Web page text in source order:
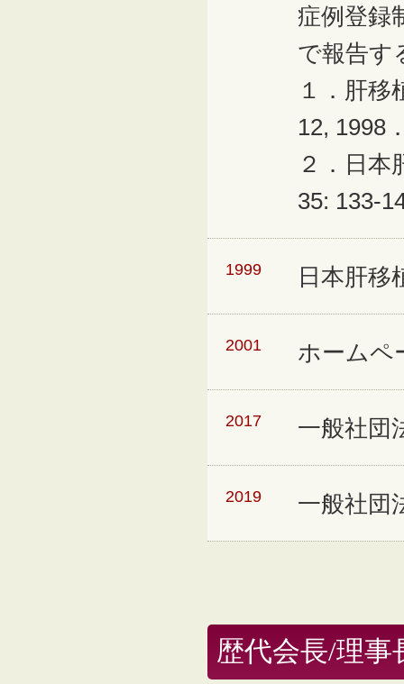
症例登録
で報告す
１．肝移
12, 1998
２．日本
35: 133-
1999 日本肝移
2001 ホームペ
2017 一般社団
2019 一般社団
歴代会長/理事